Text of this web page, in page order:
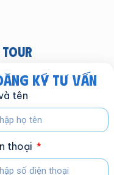
tour
ký tư vấn
tên
thoại